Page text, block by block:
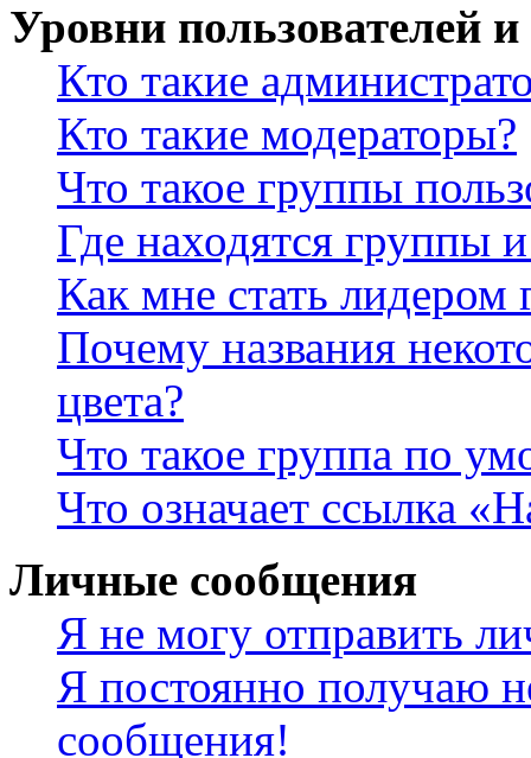
Уровни пользователей
Кто такие
Кто такие модераторы?
Что такое группы
Где находятся группы
Как мне стать лидером
Почему названия
цвета?
Что такое группа по
Что означает ссылка
Личные сообщения
Я не могу отправить
Я постоянно получаю
сообщения!